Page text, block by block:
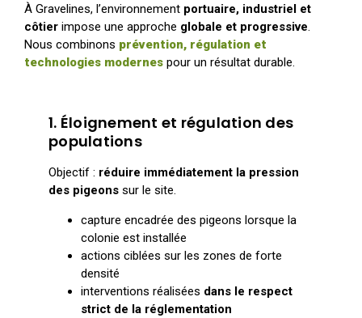
À Gravelines, l’environnement portuaire, industriel et
côtier impose une approche globale et progressive.
Nous combinons prévention, régulation et
technologies modernes pour un résultat durable.
1. Éloignement et régulation des
populations
Objectif : réduire immédiatement la pression
des pigeons sur le site.
capture encadrée des pigeons lorsque la
colonie est installée
actions ciblées sur les zones de forte
densité
interventions réalisées dans le respect
strict de la réglementation